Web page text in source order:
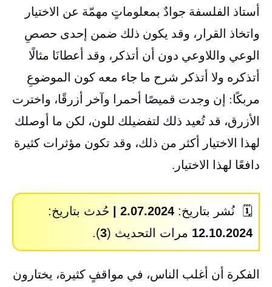
أستاذ الفلسفة جوادٌ بمعلوماتٍ مهمّة عن الاختيار
واتخاذ القرار، وقد يكون ذلك ضمن إحدى حصصِ
الوعي واللاوعي دون أن أتذكر، وقد أعطانَا مثالًا
أتذكره ولا أتذكر شرح ما جاء معه كون الموضوعِ
مربكًا: إن وجدت قميصًا أحمرا وآخر أزرقًا، واخترت
الأزرق، قد تُعيد ذلك لتفضيلك للون، لكن ما أوصلك
لهذا الاختيار أكثر من ذلك، وقد تكون مؤثرات كثيرة
دافعًا لهذا الاختيار.
🗓️ نُشر بتاريخ: 2.07.2024 |
حُدث بتاريخ:
12.10.2024 مرات التحديث (3
).
الفكرة أن أغلب الناس، في مواقفٍ كثيرة، يختارون